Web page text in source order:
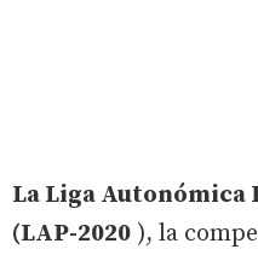
La Liga Autonómica
(LAP-2020 ), la